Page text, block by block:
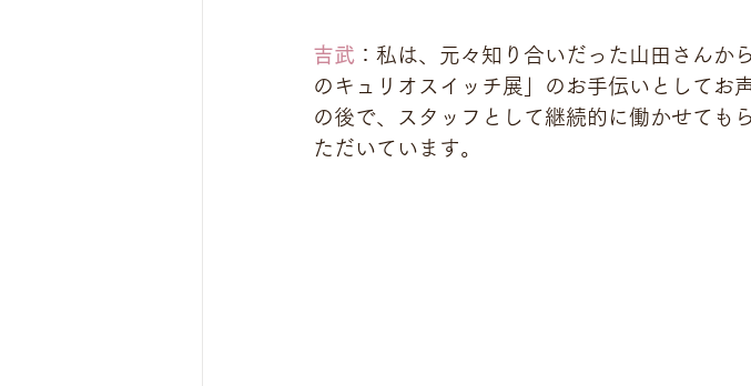
吉武 ：私は、元々知り合いだった山田さんか
のキュリオスイッチ展」のお手伝いとしてお
の後で、スタッフとして継続的に働かせても
ただいています。